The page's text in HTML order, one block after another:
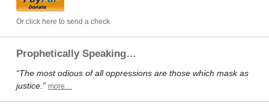
Or click here to send a check
Prophetically Speaking…
“The most odious of all oppressions are those which mask as
justice.” more…